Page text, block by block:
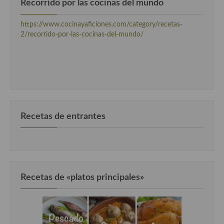
Cocina Luxemburgo
Cocina Polaca
Cocina Turca
Recorrido por las cocinas del mundo
https://www.cocinayaficiones.com/category/recetas-
2/recorrido-por-las-cocinas-del-mundo/
Recetas de entrantes
Recetas de «platos principales»